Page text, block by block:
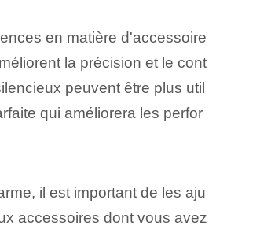
en matière d'accessoire
la précision et le cont
peuvent être plus util
qui améliorera les perfor
il est important de les aju
accessoires dont vous avez